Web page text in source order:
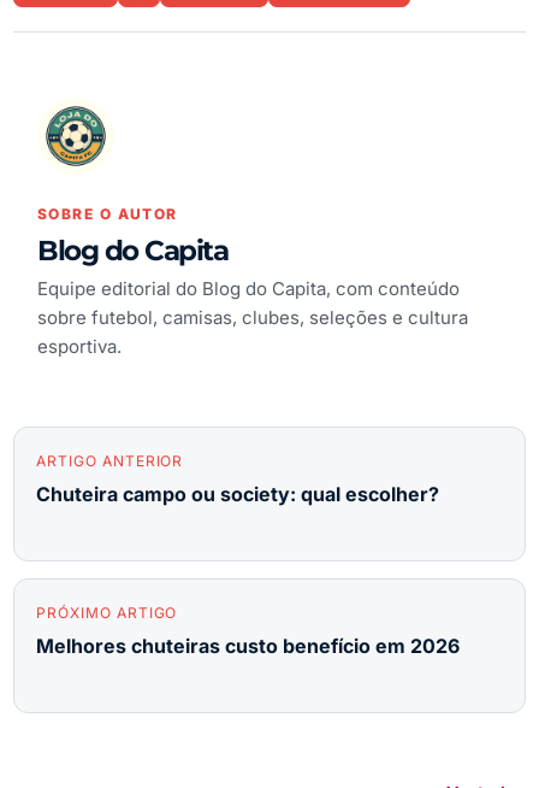
SOBRE O AUTOR
Blog do Capita
Equipe editorial do Blog do Capita, com conteúdo
sobre futebol, camisas, clubes, seleções e cultura
esportiva.
ARTIGO ANTERIOR
Chuteira campo ou society: qual escolher?
PRÓXIMO ARTIGO
Melhores chuteiras custo benefício em 2026